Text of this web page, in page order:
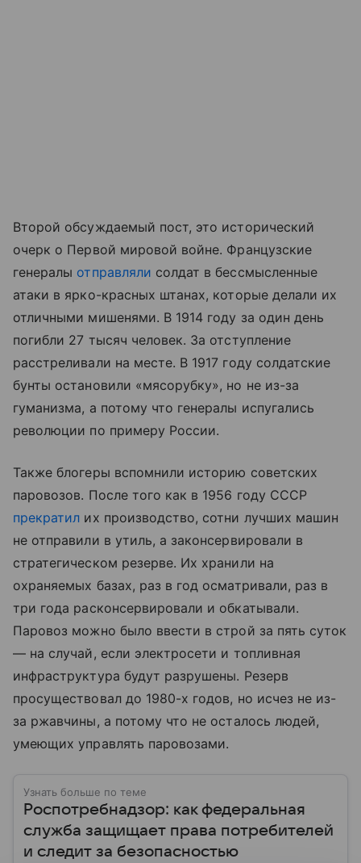
Второй обсуждаемый пост, это исторический
очерк о Первой мировой войне. Французские
генералы отправляли солдат в бессмысленные
атаки в ярко-красных штанах, которые делали их
отличными мишенями. В 1914 году за один день
погибли 27 тысяч человек. За отступление
расстреливали на месте. В 1917 году солдатские
бунты остановили «мясорубку», но не из-за
гуманизма, а потому что генералы испугались
революции по примеру России.
Также блогеры вспомнили историю советских
паровозов. После того как в 1956 году СССР
прекратил их производство, сотни лучших машин
не отправили в утиль, а законсервировали в
стратегическом резерве. Их хранили на
охраняемых базах, раз в год осматривали, раз в
три года расконсервировали и обкатывали.
Паровоз можно было ввести в строй за пять суток
— на случай, если электросети и топливная
инфраструктура будут разрушены. Резерв
просуществовал до 1980-х годов, но исчез не из-
за ржавчины, а потому что не осталось людей,
умеющих управлять паровозами.
Узнать больше по теме
Роспотребнадзор: как федеральная
служба защищает права потребителей
и следит за безопасностью